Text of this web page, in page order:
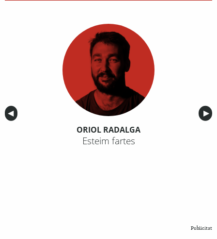
Anterior
◀︎ ▶︎
ORIOL RADALGA
Esteim fartes
Publicitat